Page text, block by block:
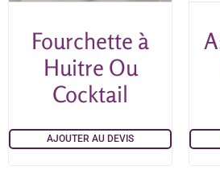
Fourchette à
Huitre Ou
Cocktail
AJOUTER AU DEVIS